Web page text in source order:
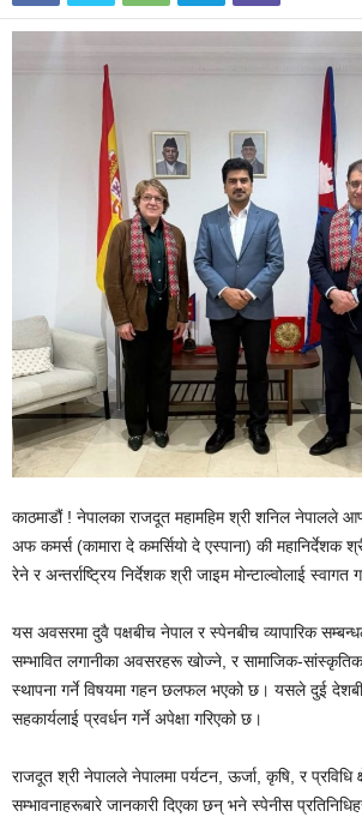
काठमाडौं ! नेपालका राजदूत महामहिम श्री शनिल नेपालले
अफ कमर्स (कामारा दे कमर्सियो दे एस्पाना) की महानिर्देशक
रेने र अन्तर्राष्ट्रिय निर्देशक श्री जाइम मोन्टाल्वोलाई
यस अवसरमा दुवै पक्षबीच नेपाल र स्पेनबीच व्यापारिक
सम्भावित लगानीका अवसरहरू खोज्ने, र सामाजिक-
स्थापना गर्ने विषयमा गहन छलफल भएको छ। यसले दुई
सहकार्यलाई प्रवर्धन गर्ने अपेक्षा गरिएको छ।
राजदूत श्री नेपालले नेपालमा पर्यटन, ऊर्जा, कृषि, र प्रविधि
सम्भावनाहरूबारे जानकारी दिएका छन् भने स्पेनीस